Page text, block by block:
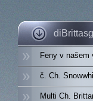
Feny v
č. Ch.
Multi Ch.